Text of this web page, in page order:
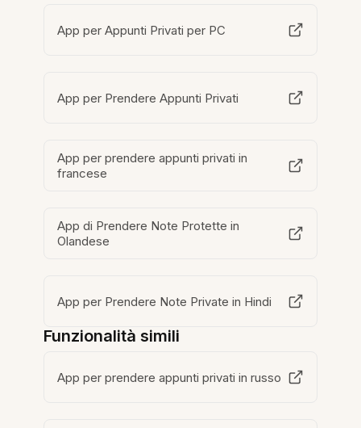
App per Appunti Privati per PC
App per Prendere Appunti Privati
App per prendere appunti privati in
francese
App di Prendere Note Protette in
Olandese
App per Prendere Note Private in Hindi
Funzionalità simili
App per prendere appunti privati in russo